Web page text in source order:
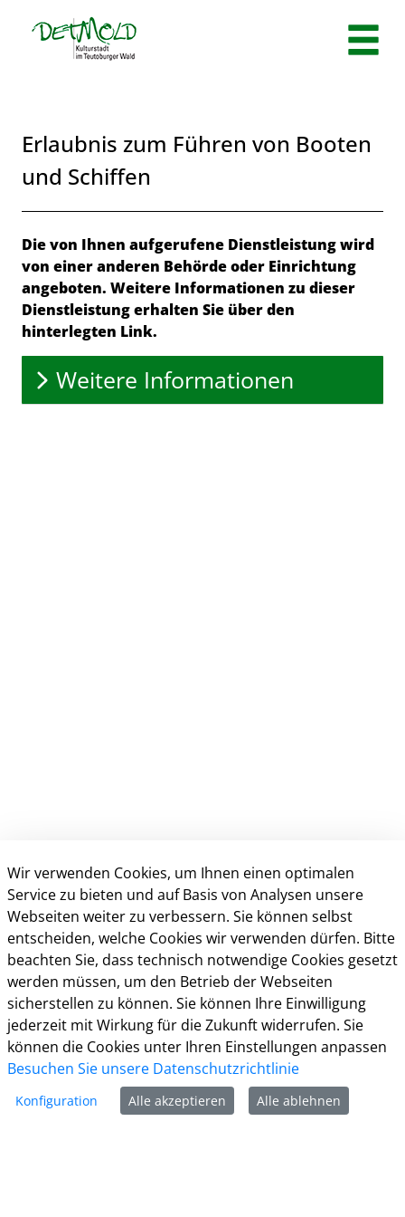
Zum Hauptinhalt springen
Erlaubnis zum Führen von Booten
und Schiffen
Beschreibung
Die von Ihnen aufgerufene Dienstleistung wird
von einer anderen Behörde oder Einrichtung
angeboten. Weitere Informationen zu dieser
Dienstleistung erhalten Sie über den
hinterlegten Link.
Weitere Informationen
Kontakt
Weitere Informationen
Impressum
Datenschutz
Kontakt
Barrierefreiheit
Wir verwenden Cookies, um Ihnen einen optimalen
Service zu bieten und auf Basis von Analysen unsere
Webseiten weiter zu verbessern. Sie können selbst
entscheiden, welche Cookies wir verwenden dürfen. Bitte
beachten Sie, dass technisch notwendige Cookies gesetzt
werden müssen, um den Betrieb der Webseiten
sicherstellen zu können. Sie können Ihre Einwilligung
jederzeit mit Wirkung für die Zukunft widerrufen. Sie
können die Cookies unter Ihren Einstellungen anpassen
Besuchen Sie unsere Datenschutzrichtlinie
Konfiguration Alle akzeptieren Alle ablehnen